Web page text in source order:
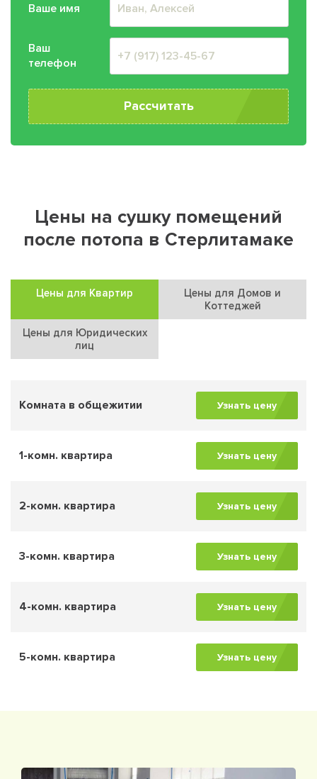
Ваше имя
Ваш
телефон
Рассчитать
Цены на сушку помещений
после потопа в Стерлитамаке
Цены для Квартир
Цены для Домов и
Коттеджей
Цены для Юридических
лиц
Комната в общежитии Узнать цену
1-комн. квартира Узнать цену
2-комн. квартира Узнать цену
3-комн. квартира Узнать цену
4-комн. квартира Узнать цену
5-комн. квартира Узнать цену